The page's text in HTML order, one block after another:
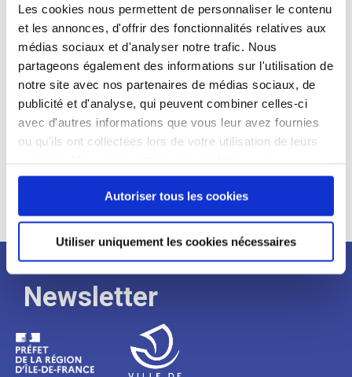
Les cookies nous permettent de personnaliser le contenu
et les annonces, d'offrir des fonctionnalités relatives aux
médias sociaux et d'analyser notre trafic. Nous
partageons également des informations sur l'utilisation de
notre site avec nos partenaires de médias sociaux, de
publicité et d'analyse, qui peuvent combiner celles-ci
avec d'autres informations que vous leur avez fournies
ou qu'ils ont collectées lors de votre utilisation de leurs
continuez à utiliser notre site Web.
Autoriser tous les cookies
Utiliser uniquement les cookies nécessaires
Profil recherché :
Expérience :
Processus
de
recrutement
Newsletter